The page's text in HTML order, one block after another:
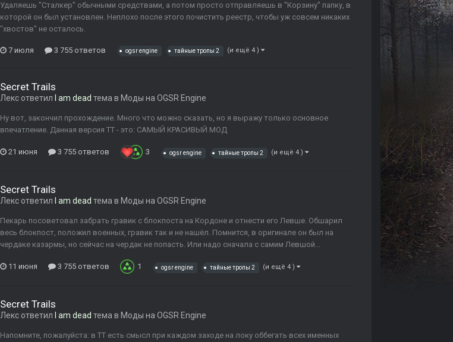
Удаляешь "Сталкер" обычными средствами, а потом просто отправляешь в "Корзину" папку, в
которой он был установлен. Неплохо после этого почистить реестр, чтобы уж совсем никаких
"хвостов" не осталось.
7 июля 3 755 ответов ogsr engine тайные тропы 2 (и ещё 4 )
Secret Trails
Лекс ответил I am dead тема в Моды на OGSR Engine
Ну вот, закончил прохождение. Много что можно сказать, но я выражу только основное
впечатление. Данная версия ТТ - это: САМЫЙ КРАСИВЫЙ МОД
21 июня 3 755 ответов 3 ogsr engine тайные тропы 2 (и ещё 4 )
Secret Trails
Лекс ответил I am dead тема в Моды на OGSR Engine
Пекарь посоветовал забрать гравик с блокпоста на Кордоне и отнести его Левше. Обшарил
весь блокпост, положил военных, гравик так и не нашёл. Помнится, в оригинале он был на
чердаке казармы, но сейчас на чердак не попасть. Или надо сначала с самим Левшой...
11 июня 3 755 ответов 1 ogsr engine тайные тропы 2 (и ещё 4 )
Secret Trails
Лекс ответил I am dead тема в Моды на OGSR Engine
Напомните, пожалуйста: в ТТ есть смысл при каждом заходе на локу оббегать всех именных